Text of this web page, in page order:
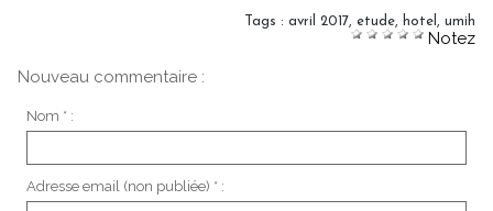
Tags : avril 2017, etude, hotel , umih
Notez
Nouveau commentaire :
Nom * :
Adresse email (non publiée) * :